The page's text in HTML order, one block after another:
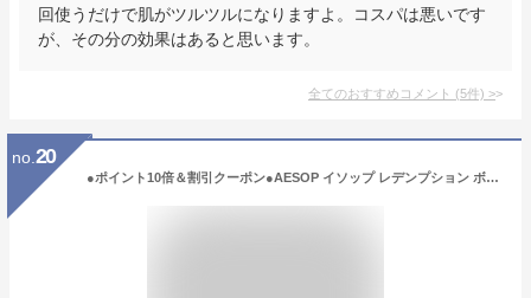
回使うだけで肌がツルツルになりますよ。コスパは悪いです
が、その分の効果はあると思います。
全てのおすすめコメント (5件) >
no. 20
●ポイント10倍＆割引クーポン●AESOP イソップ レデンプション ボディ スクラブ 180ml 【宅配便送料無料】 ギフト 誕生日 プレゼント 15時までの決済確認で即日発送！